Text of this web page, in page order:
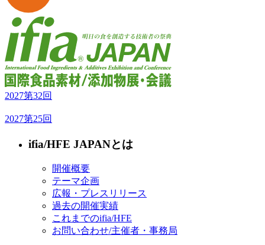
2027第32回
2027第25回
ifia/HFE JAPANとは
開催概要
テーマ企画
広報・プレスリリース
過去の開催実績
これまでのifia/HFE
お問い合わせ/主催者・事務局